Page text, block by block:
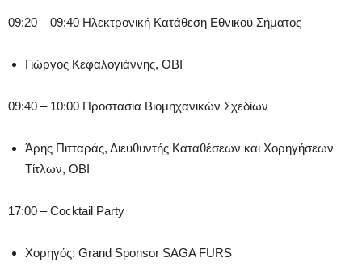
09:20 – 09:40 Ηλεκτρονική Κατάθεση Εθνικού Σήματος
Γιώργος Κεφαλογιάννης, ΟΒΙ
09:40 – 10:00 Προστασία Βιομηχανικών Σχεδίων
Άρης Πιτταράς, Διευθυντής Καταθέσεων και Χορηγήσεων
Τίτλων, ΟΒΙ
17:00 – Cocktail Party
Χορηγός: Grand Sponsor SAGA FURS